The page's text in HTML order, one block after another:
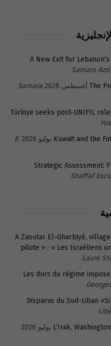
A New Exit for
Samara Azzi
The
Samara
Türkiye seeks post-UNIFIL
Kuwait and the
E.
Strategic Assessment:
Shaffaf
A Zaoutar El-Gharbiyé,
pilote » : « Les Israéliens
Laure
Les durs du régime
Disparus du Sud-Liban
L’Irak,